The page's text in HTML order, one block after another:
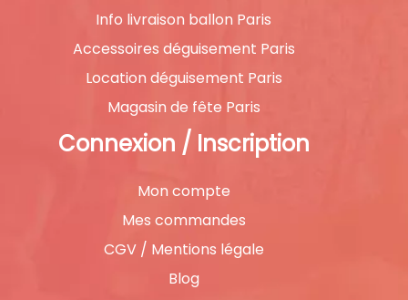
Info livraison ballon Paris
Accessoires déguisement Paris
Location déguisement Paris
Magasin de fête Paris
Connexion / Inscription
Mon compte
Mes commandes
CGV / Mentions légale
Blog